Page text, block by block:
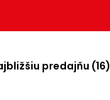
predajňu (16)